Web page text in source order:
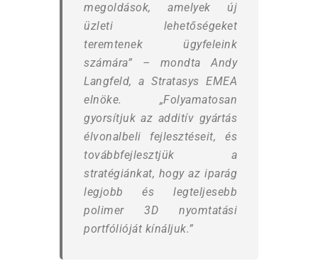
megoldások, amelyek új
üzleti lehetőségeket
teremtenek ügyfeleink
számára” – mondta Andy
Langfeld, a Stratasys EMEA
elnöke. „Folyamatosan
gyorsítjuk az additív gyártás
élvonalbeli fejlesztéseit, és
továbbfejlesztjük a
stratégiánkat, hogy az iparág
legjobb és legteljesebb
polimer 3D nyomtatási
portfólióját kínáljuk.”